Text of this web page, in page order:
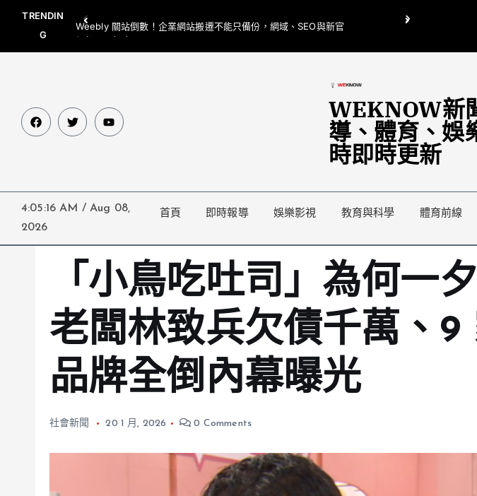
TRENDIN
G
Weebly 關站倒數！企業網站搬遷不能只備份，網域、SEO與新官
網都要一起處理
翁曉玲喊刪陸委會1295萬媒
WEKNOW新
導、體育、娛
時即時更新
4:05:17 AM / Aug 08,
2026
首頁 即時報導 娛樂影視 教育與科學 體育前線
「小鳥吃吐司」為何一
老闆林致兵欠債千萬、9
品牌全倒內幕曝光
社會新聞 20 1 月, 2026 0 Comments